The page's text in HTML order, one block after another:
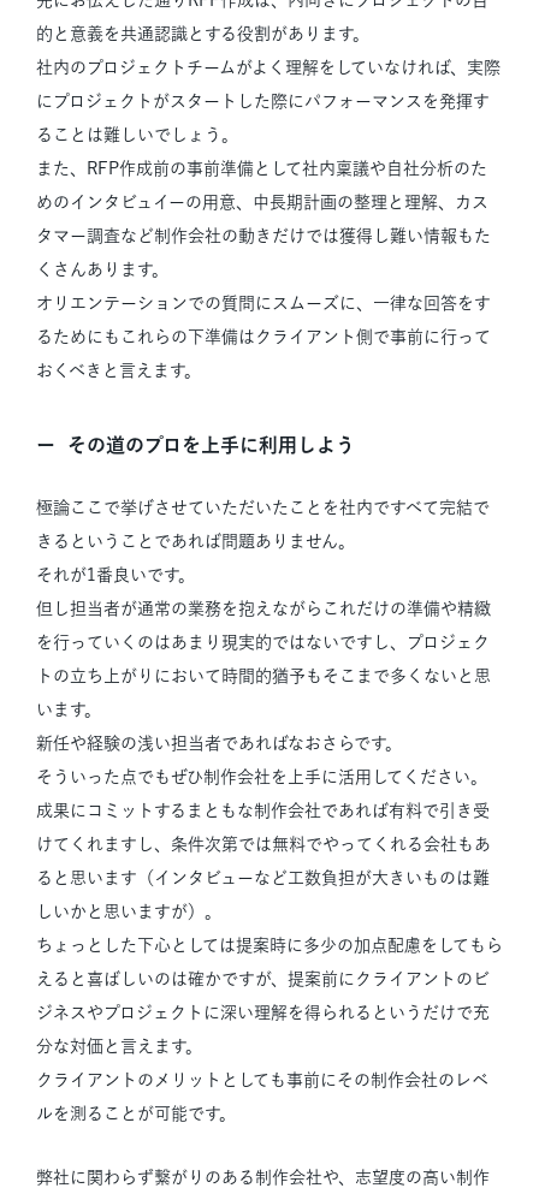
的と意義を共通認識とする役割があります。
社内のプロジェクトチームがよく理解をしていなければ、実際
にプロジェクトがスタートした際にパフォーマンスを発揮す
ることは難しいでしょう。
また、RFP作成前の事前準備として社内稟議や自社分析のた
めのインタビュイーの用意、中長期計画の整理と理解、カス
タマー調査など制作会社の動きだけでは獲得し難い情報もた
くさんあります。
オリエンテーションでの質問にスムーズに、一律な回答をす
るためにもこれらの下準備はクライアント側で事前に行って
おくべきと言えます。
その道のプロを上手に利用しよう
極論ここで挙げさせていただいたことを社内ですべて完結で
きるということであれば問題ありません。
それが1番良いです。
但し担当者が通常の業務を抱えながらこれだけの準備や精緻
を行っていくのはあまり現実的ではないですし、プロジェク
トの立ち上がりにおいて時間的猶予もそこまで多くないと思
います。
新任や経験の浅い担当者であればなおさらです。
そういった点でもぜひ制作会社を上手に活用してください。
成果にコミットするまともな制作会社であれば有料で引き受
けてくれますし、条件次第では無料でやってくれる会社もあ
ると思います（インタビューなど工数負担が大きいものは難
しいかと思いますが）。
ちょっとした下心としては提案時に多少の加点配慮をしてもら
えると喜ばしいのは確かですが、提案前にクライアントのビ
ジネスやプロジェクトに深い理解を得られるというだけで充
分な対価と言えます。
クライアントのメリットとしても事前にその制作会社のレベ
ルを測ることが可能です。
弊社に関わらず繋がりのある制作会社や、志望度の高い制作